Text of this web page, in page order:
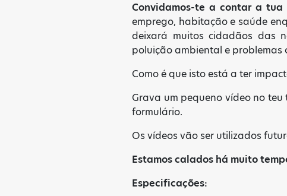
Convidamos-te a contar a
emprego, habitação e saúde
deixará muitos cidadãos das
poluição ambiental e problemas
Como é que isto está a ter
Grava um pequeno vídeo no
formulário.
Os vídeos vão ser utilizados
Estamos calados há muito
Especificações: